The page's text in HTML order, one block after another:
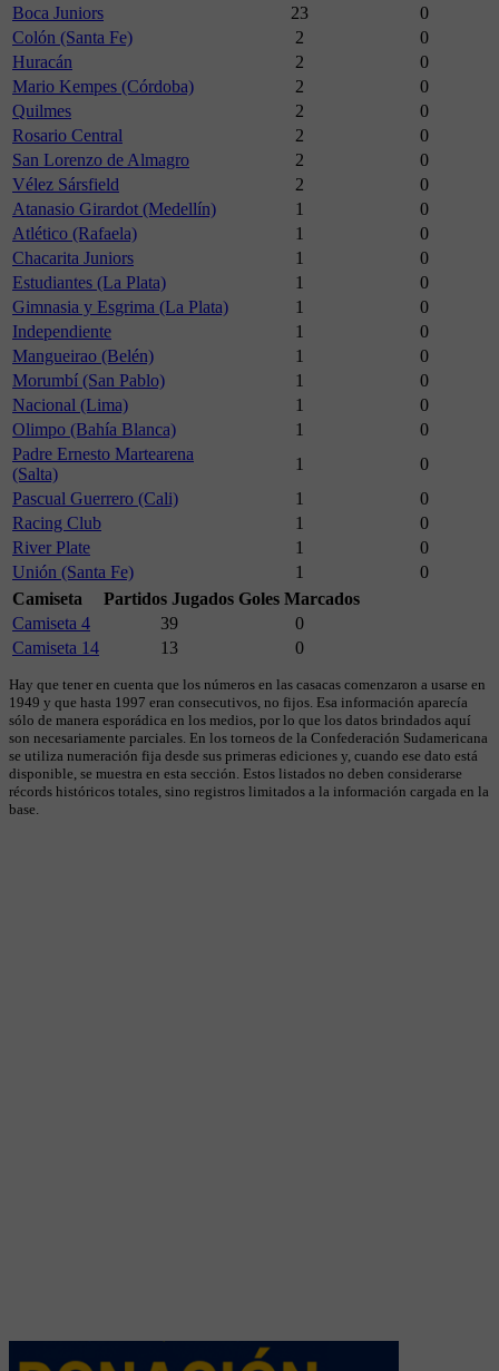
Boca Juniors
23
0
Colón (Santa Fe)
2
0
Huracán
2
0
Mario Kempes (Córdoba)
2
0
Quilmes
2
0
Rosario Central
2
0
San Lorenzo de Almagro
2
0
Vélez Sársfield
2
0
Atanasio Girardot (Medellín)
1
0
Atlético (Rafaela)
1
0
Chacarita Juniors
1
0
Estudiantes (La Plata)
1
0
Gimnasia y Esgrima (La Plata)
1
0
Independiente
1
0
Mangueirao (Belén)
1
0
Morumbí (San Pablo)
1
0
Nacional (Lima)
1
0
Olimpo (Bahía Blanca)
1
0
Padre Ernesto Martearena
(Salta)
1
0
Pascual Guerrero (Cali)
1
0
Racing Club
1
0
River Plate
1
0
Unión (Santa Fe)
1
0
Camiseta
Partidos Jugados Goles Marcados
Camiseta 4
39
0
Camiseta 14
13 0
Hay que tener en cuenta que los números en las casacas comenzaron a usarse en
1949 y que hasta 1997 eran consecutivos, no fijos. Esa información aparecía
sólo de manera esporádica en los medios, por lo que los datos brindados aquí
son necesariamente parciales. En los torneos de la Confederación Sudamericana
se utiliza numeración fija desde sus primeras ediciones y, cuando ese dato está
disponible, se muestra en esta sección. Estos listados no deben considerarse
récords históricos totales, sino registros limitados a la información cargada en la
base.